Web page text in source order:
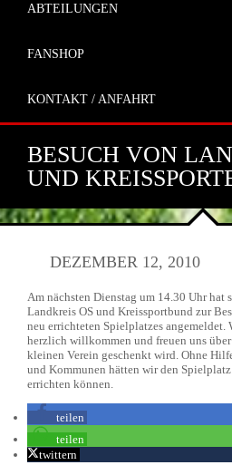
ABTEILUNGEN
FANSHOP
KONTAKT / ANFAHRT
BESUCH VON
UND
DEZEMBER 12, 2010
Am nächsten Dienstag um 14.30 Uhr hat
Landkreis OS und Kreissportbund zur
neu errichteten Spielplatzes angemeldet.
herzlich willkommen und freuen uns
kleinen Verein geschenkt wird. Ohne
und Kommunen hätten wir den
errichten können.
teilen
teilen
twittern